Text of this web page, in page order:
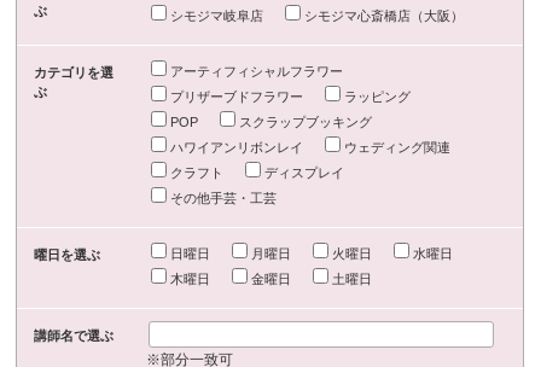
ぶ
シモジマ岐阜店
シモジマ心斎橋店（大阪）
カテゴリを選
ぶ
アーティフィシャルフラワー
プリザーブドフラワー
ラッピング
POP
スクラップブッキング
ハワイアンリボンレイ
ウェディング関連
クラフト
ディスプレイ
その他手芸・工芸
曜日を選ぶ 日曜日 月曜日 火曜日
水曜日
木曜日
金曜日 土曜日
講師名で選ぶ
※部分一致可